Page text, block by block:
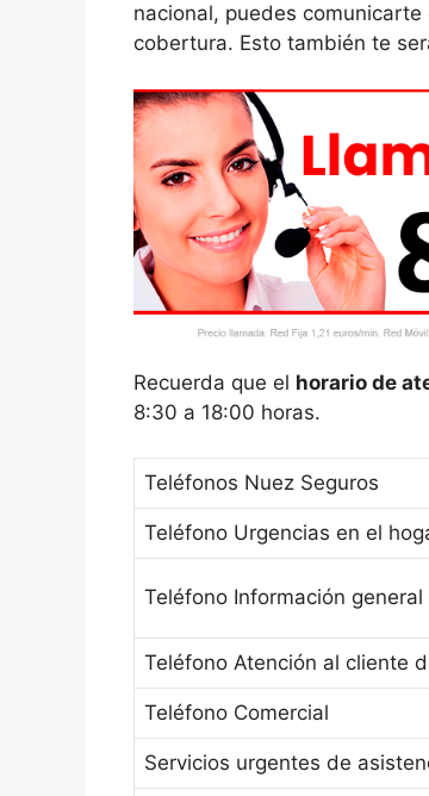
nacional, puedes
cobertura. Esto también te
Recuerda que el horario de
8:30 a 18:00 horas.
Teléfonos Nuez Seguros
Teléfono Urgencias en el
Teléfono Información general
Teléfono Atención al cliente
Teléfono Comercial
Servicios urgentes de